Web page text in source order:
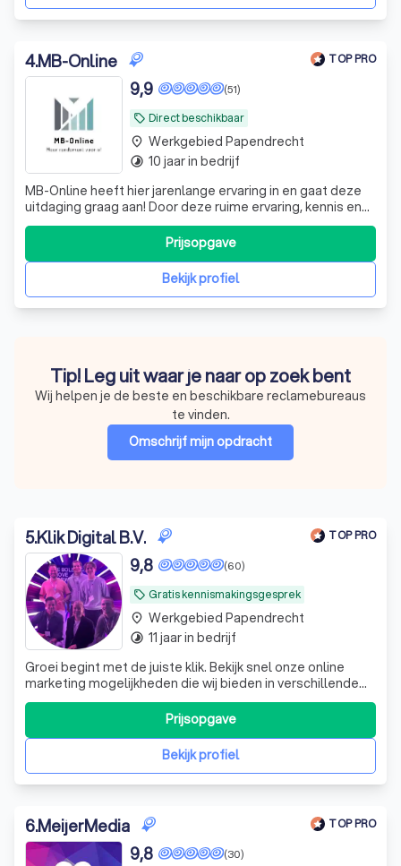
4.MB-Online TOP PRO
local_offer Direct beschikbaar
(51)
9,9
MB-Online heeft hier jarenlange ervaring in en gaat deze
uitdaging graag aan! Door deze ruime ervaring, kennis en
know-how leveren wij resultaat!
Bekijk profiel
Prijsopgave
place Werkgebied Papendrecht
timelapse 10 jaar in bedrijf
Tip! Leg uit waar je naar op zoek bent
Wij helpen je de beste en beschikbare reclamebureaus
te vinden.
Omschrijf mijn opdracht
5.Klik Digital B.V. TOP PRO
local_offer Gratis kennismakingsgesprek
(60)
9,8
Groei begint met de juiste klik. Bekijk snel onze online
marketing mogelijkheden die wij bieden in verschillende
industrieën.
Bekijk profiel
Prijsopgave
place Werkgebied Papendrecht
timelapse 11 jaar in bedrijf
6.MeijerMedia TOP PRO
(30)
9,8